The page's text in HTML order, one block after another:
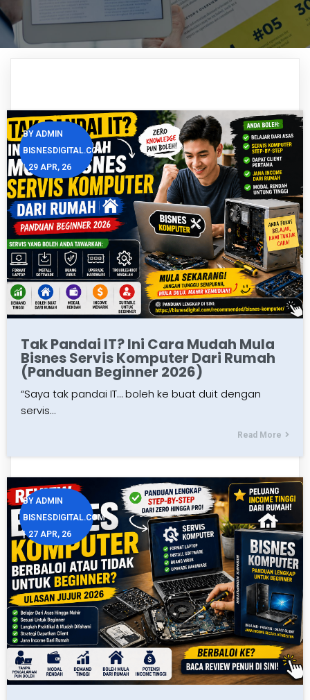
Tak Pandai IT? Ini Cara Mudah Mula
Bisnes Servis Komputer Dari Rumah
(Panduan Beginner 2026)
BYADMIN
BISNESDIGITAL.COM
| 29 APR, 26
“Saya tak pandai IT… boleh ke buat duit dengan
servis…
Read More
BY ADMIN
BISNESDIGITAL.COM
| 27 APR, 26